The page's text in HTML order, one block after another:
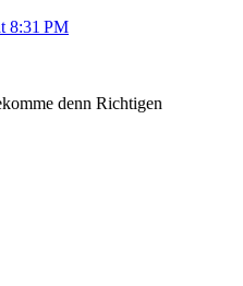
8:31 PM
denn Richtigen